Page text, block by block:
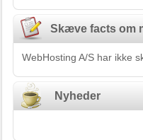
Skæve facts om
WebHosting A/S har ikke
Nyheder